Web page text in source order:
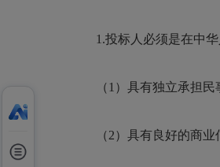
1.投标人必须是在中华
（1）具有独立承担民
（2）具有良好的商业